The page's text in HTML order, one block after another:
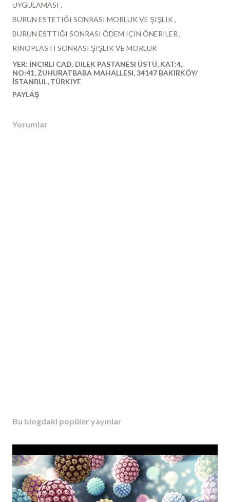
UYGULAMASI
BURUN ESTETIĞI SONRASI MORLUK VE ŞIŞLIK
BURUN ESTTIĞI SONRASI ÖDEM IÇIN ÖNERILER
RINOPLASTI SONRASI ŞIŞLIK VE MORLUK
YER: İNCIRLI CAD. DILEK PASTANESI ÜSTÜ, KAT:4,
NO:41, ZUHURATBABA MAHALLESI, 34147 BAKIRKÖY/
İSTANBUL, TÜRKIYE
PAYLAŞ
Yorumlar
Bu blogdaki popüler yayınlar